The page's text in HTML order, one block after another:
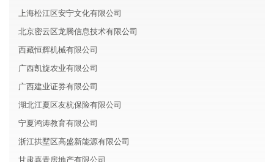
上海松江区安宁文化有限公司
北京密云区龙腾信息技术有限公司
西藏恒辉机械有限公司
广西凯旋农业有限公司
广西建业证券有限公司
湖北江夏区友杭保险有限公司
宁夏鸿涛教育有限公司
浙江拱墅区高盛新能源有限公司
甘肃嘉青房地产有限公司